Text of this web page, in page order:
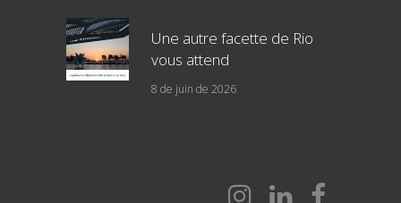
Une autre facette de Rio
vous attend
8 de juin de 2026